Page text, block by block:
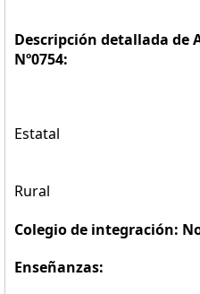
Descripción detallada de
Nº0754:
Estatal
Rural
Colegio de integración:
Enseñanzas: